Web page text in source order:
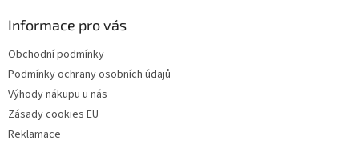
Informace pro vás
Obchodní podmínky
Podmínky ochrany osobních údajů
Výhody nákupu u nás
Zásady cookies EU
Reklamace